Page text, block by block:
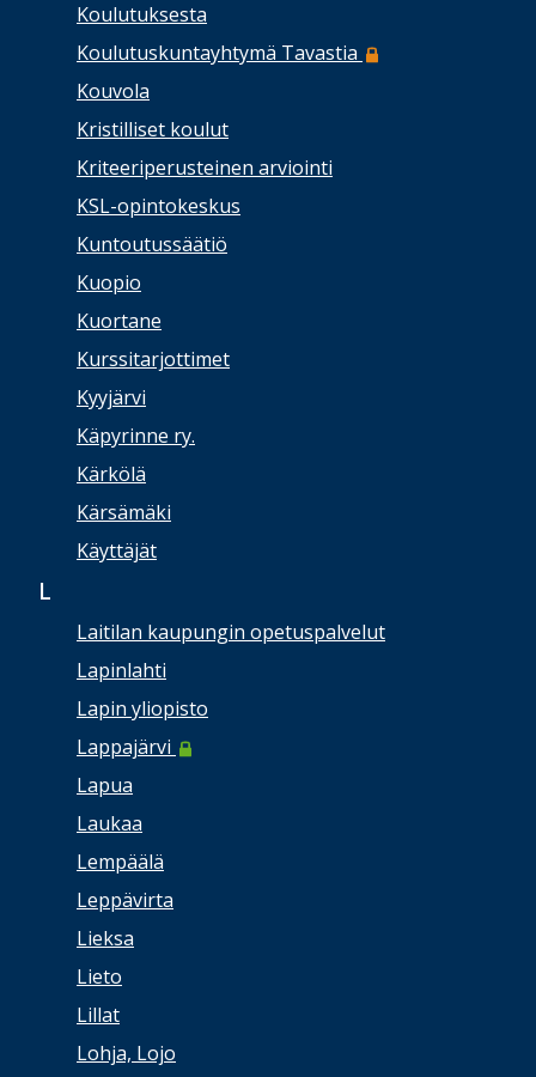
Koulutuksesta
Koulutuskuntayhtymä Tavastia
Kouvola
Kristilliset koulut
Kriteeriperusteinen arviointi
KSL-opintokeskus
Kuntoutussäätiö
Kuopio
Kuortane
Kurssitarjottimet
Kyyjärvi
Käpyrinne ry.
Kärkölä
Kärsämäki
Käyttäjät
L
Laitilan kaupungin opetuspalvelut
Lapinlahti
Lapin yliopisto
Lappajärvi
Lapua
Laukaa
Lempäälä
Leppävirta
Lieksa
Lieto
Lillat
Lohja, Lojo